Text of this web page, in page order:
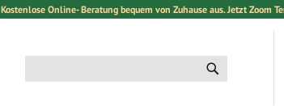
Kostenlose Online- Beratung bequem von Zuhause aus. Jetzt Zoom
Suche